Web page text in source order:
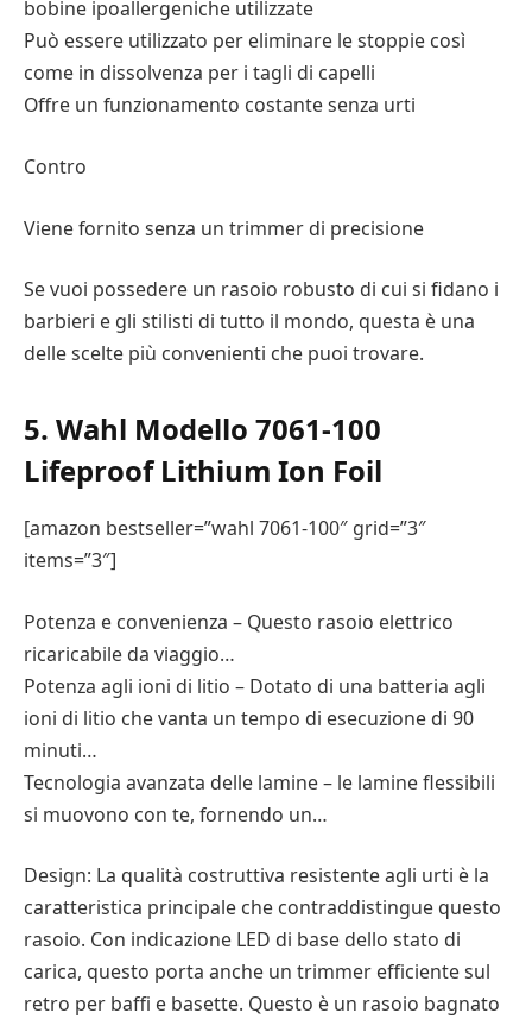
bobine ipoallergeniche utilizzate
Può essere utilizzato per eliminare le stoppie così
come in dissolvenza per i tagli di capelli
Offre un funzionamento costante senza urti
Contro
Viene fornito senza un trimmer di precisione
Se vuoi possedere un rasoio robusto di cui si fidano i
barbieri e gli stilisti di tutto il mondo, questa è una
delle scelte più convenienti che puoi trovare.
5. Wahl Modello 7061-100
Lifeproof Lithium Ion Foil
[amazon bestseller=”wahl 7061-100″ grid=”3″
items=”3″]
Potenza e convenienza – Questo rasoio elettrico
ricaricabile da viaggio…
Potenza agli ioni di litio – Dotato di una batteria agli
ioni di litio che vanta un tempo di esecuzione di 90
minuti…
Tecnologia avanzata delle lamine – le lamine flessibili
si muovono con te, fornendo un…
Design: La qualità costruttiva resistente agli urti è la
caratteristica principale che contraddistingue questo
rasoio. Con indicazione LED di base dello stato di
carica, questo porta anche un trimmer efficiente sul
retro per baffi e basette. Questo è un rasoio bagnato